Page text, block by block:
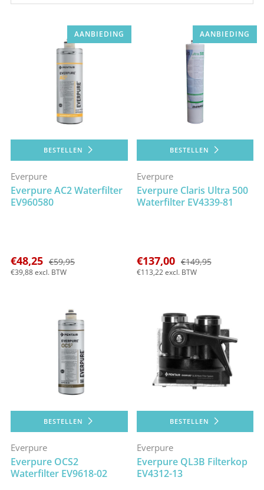
AANBIEDING
BESTELLEN
Everpure
Everpure AC2 Waterfilter
EV960580
€48,25 €59,95
€39,88excl. BTW
AANBIEDING
BESTELLEN
Everpure
Everpure Claris Ultra 500
Waterfilter EV4339-81
€137,00 €149,95
€113,22excl. BTW
BESTELLEN
Everpure
Everpure OCS2
Waterfilter EV9618-02
BESTELLEN
Everpure
Everpure QL3B Filterkop
EV4312-13